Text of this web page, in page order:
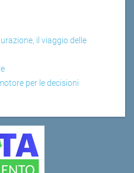
il viaggio delle
per le decisioni